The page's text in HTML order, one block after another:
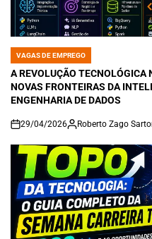
POSTED
IN
VAGAS DE EMPREGO
A REVOLUÇÃO TECNOLÓGICA
NOVAS FRONTEIRAS DA
ENGENHARIA DE DADOS
on
29/04/2026 Roberto Zago